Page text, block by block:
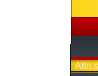
Altri